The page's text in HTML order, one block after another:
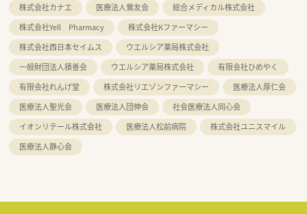
株式会社カナエ
医療法人鶯友会
総合メディカル株式会社
株式会社Yell Pharmacy
株式会社Kファーマシー
株式会社西日本セイムス
ウエルシア薬局株式会社
一般財団法人積善会
ウエルシア薬局株式会社
有限会社ひめやく
有限会社れんげ堂
株式会社リエゾンファーマシー
医療法人厚仁会
医療法人聖光会
医療法人団伸会
社会医療法人同心会
イオンリテール株式会社
医療法人松前病院
株式会社ユニスマイル
医療法人静心会